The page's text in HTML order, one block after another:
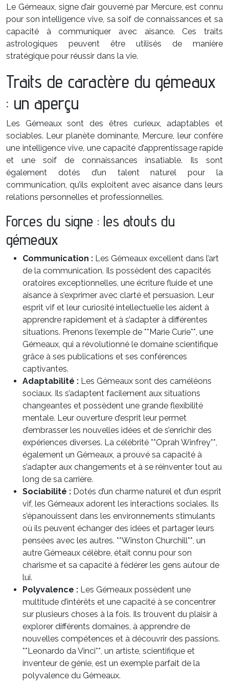
Le Gémeaux, signe d’air gouverné par Mercure, est connu
pour son intelligence vive, sa soif de connaissances et sa
capacité à communiquer avec aisance. Ces traits
astrologiques peuvent être utilisés de manière
stratégique pour réussir dans la vie.
Traits de caractère du gémeaux
: un aperçu
Les Gémeaux sont des êtres curieux, adaptables et
sociables. Leur planète dominante, Mercure, leur confère
une intelligence vive, une capacité d’apprentissage rapide
et une soif de connaissances insatiable. Ils sont
également dotés d’un talent naturel pour la
communication, qu’ils exploitent avec aisance dans leurs
relations personnelles et professionnelles.
Forces du signe : les atouts du
gémeaux
Communication : Les Gémeaux excellent dans l’art
de la communication. Ils possèdent des capacités
oratoires exceptionnelles, une écriture fluide et une
aisance à s’exprimer avec clarté et persuasion. Leur
esprit vif et leur curiosité intellectuelle les aident à
apprendre rapidement et à s’adapter à différentes
situations. Prenons l’exemple de **Marie Curie**, une
Gémeaux, qui a révolutionné le domaine scientifique
grâce à ses publications et ses conférences
captivantes.
Adaptabilité : Les Gémeaux sont des caméléons
sociaux. Ils s’adaptent facilement aux situations
changeantes et possèdent une grande flexibilité
mentale. Leur ouverture d’esprit leur permet
d’embrasser les nouvelles idées et de s’enrichir des
expériences diverses. La célébrité **Oprah Winfrey**,
également un Gémeaux, a prouvé sa capacité à
s’adapter aux changements et à se réinventer tout au
long de sa carrière.
Sociabilité : Dotés d’un charme naturel et d’un esprit
vif, les Gémeaux adorent les interactions sociales. Ils
s’épanouissent dans les environnements stimulants
où ils peuvent échanger des idées et partager leurs
pensées avec les autres. **Winston Churchill**, un
autre Gémeaux célèbre, était connu pour son
charisme et sa capacité à fédérer les gens autour de
lui.
Polyvalence : Les Gémeaux possèdent une
multitude d’intérêts et une capacité à se concentrer
sur plusieurs choses à la fois. Ils trouvent du plaisir à
explorer différents domaines, à apprendre de
nouvelles compétences et à découvrir des passions.
**Leonardo da Vinci**, un artiste, scientifique et
inventeur de génie, est un exemple parfait de la
polyvalence du Gémeaux.